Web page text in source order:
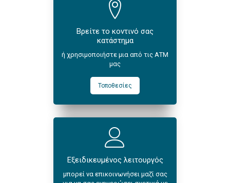
Βρείτε το κοντινό σας
κατάστημα
ή χρησιμοποιήστε μια από τις ΑΤΜ
μας
Τοποθεσίες
Εξειδικευμένος λειτουργός
μπορεί να επικοινωνήσει μαζί σας